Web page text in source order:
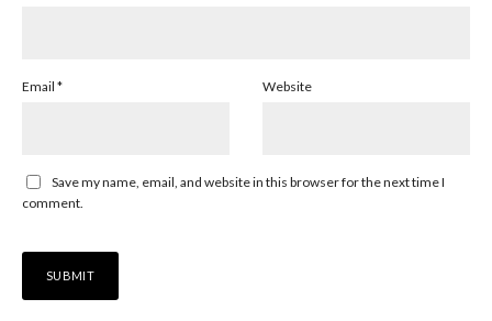
Email * Website
Save my name, email, and website in this browser for the next time I
comment.